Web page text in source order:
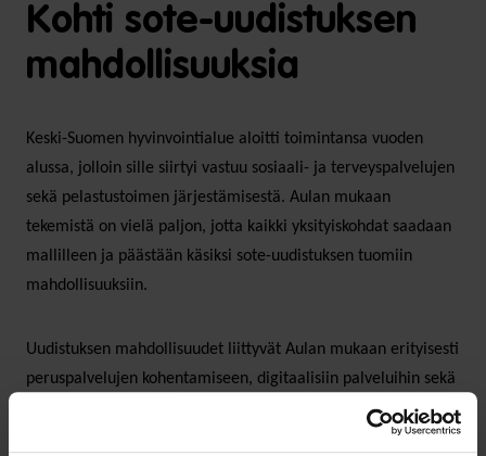
Kohti sote-uudistuksen
mahdollisuuksia
Keski-Suomen hyvinvointialue aloitti toimintansa vuoden
alussa, jolloin sille siirtyi vastuu sosiaali- ja terveyspalvelujen
sekä pelastustoimen järjestämisestä. Aulan mukaan
tekemistä on vielä paljon, jotta kaikki yksityiskohdat saadaan
mallilleen ja päästään käsiksi sote-uudistuksen tuomiin
mahdollisuuksiin.
Uudistuksen mahdollisuudet liittyvät Aulan mukaan erityisesti
peruspalvelujen kohentamiseen, digitaalisiin palveluihin sekä
ihmisten hyvinvoinnin, terveyden ja turvallisuuden